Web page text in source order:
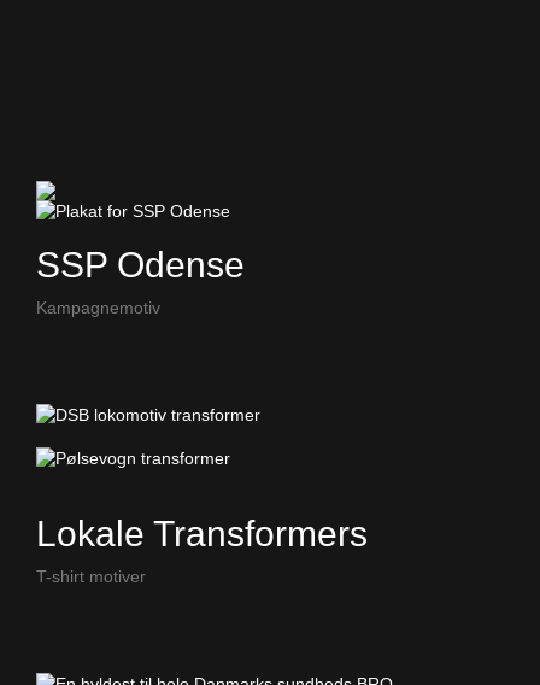
SSP Odense
Kampagnemotiv
Lokale Transformers
T-shirt motiver